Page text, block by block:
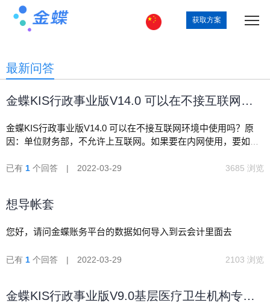
获取方案
最新问答
金蝶KIS行政事业版V14.0 可以在不接互联网环
金蝶KIS行政事业版V14.0 可以在不接互联网环境中使用吗？原
因：单位财务部，不允许上互联网。如果要在内网使用，要如何
已有 1 个回答 | 2022-03-29 3685 浏览
想导帐套
您好，请问金蝶账务平台的数据如何导入到云会计里面去
已有 1 个回答 | 2022-03-29 2103 浏览
金蝶KIS行政事业版V9.0基层医疗卫生机构专版